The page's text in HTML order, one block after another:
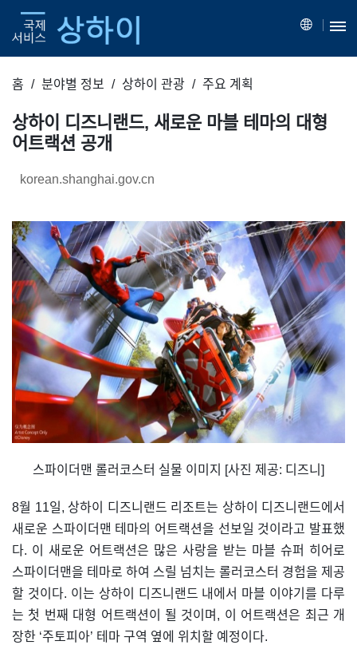
홈 분야별 정보 상하이 관광 주요 계획
상하이 디즈니랜드, 새로운 마블 테마의 대형
어트랙션 공개
korean.shanghai.gov.cn
스파이더맨 롤러코스터 실물 이미지 [사진 제공: 디즈니]
8월 11일, 상하이 디즈니랜드 리조트는 상하이 디즈니랜드에서
새로운 스파이더맨 테마의 어트랙션을 선보일 것이라고 발표했
다. 이 새로운 어트랙션은 많은 사랑을 받는 마블 슈퍼 히어로
스파이더맨을 테마로 하여 스릴 넘치는 롤러코스터 경험을 제공
할 것이다. 이는 상하이 디즈니랜드 내에서 마블 이야기를 다루
는 첫 번째 대형 어트랙션이 될 것이며, 이 어트랙션은 최근 개
장한 ‘주토피아’ 테마 구역 옆에 위치할 예정이다.